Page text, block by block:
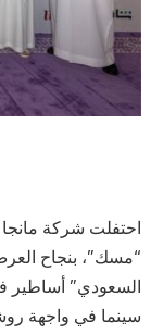
احتفلت شركة مانجا
“مسك”، بنجاح
السعودي” أساطير
سينما في واجهة